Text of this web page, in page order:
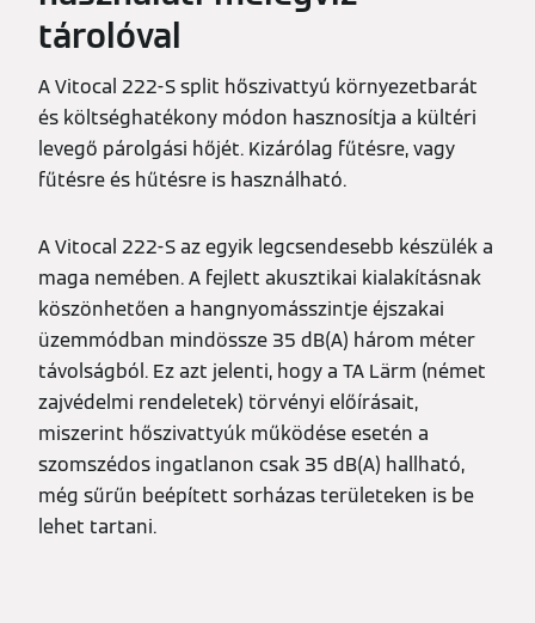
tárolóval
A Vitocal 222-S split hőszivattyú környezetbarát
és költséghatékony módon hasznosítja a kültéri
levegő párolgási hőjét. Kizárólag fűtésre, vagy
fűtésre és hűtésre is használható.
A Vitocal 222-S az egyik legcsendesebb készülék a
maga nemében. A fejlett akusztikai kialakításnak
köszönhetően a hangnyomásszintje éjszakai
üzemmódban mindössze 35 dB(A) három méter
távolságból. Ez azt jelenti, hogy a TA Lärm (német
zajvédelmi rendeletek) törvényi előírásait,
miszerint hőszivattyúk működése esetén a
szomszédos ingatlanon csak 35 dB(A) hallható,
még sűrűn beépített sorházas területeken is be
lehet tartani.